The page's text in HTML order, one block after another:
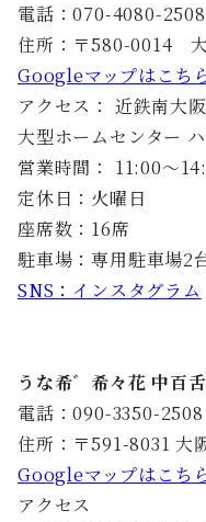
電話：070-4080-2508
住所：〒580-0014
Googleマップはこち
アクセス： 近鉄南大
大型ホームセンター
営業時間： 11:00～
定休日：火曜日
座席数：16席
駐車場：専用駐車場2
SNS：インスタグラム
うな希゛希々花 中百
電話：090-3350-2508
住所：〒591-8031 大
Googleマップはこち
アクセス